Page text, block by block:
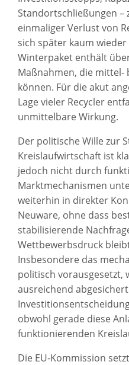
Standortschließungen –
einmaliger Verlust von
sich später kaum
Winterpaket enthält
Maßnahmen, die mittel-
können. Für die akut
Lage vieler Recycler
unmittelbare Wirkung.
Der politische Wille zur
Kreislaufwirtschaft ist
jedoch nicht durch
Marktmechanismen
weiterhin in direkter
Neuware, ohne dass
stabilisierende
Wettbewerbsdruck
Insbesondere das
politisch vorausgesetzt,
ausreichend
obwohl gerade diese
funktionierenden
Die EU-Kommission